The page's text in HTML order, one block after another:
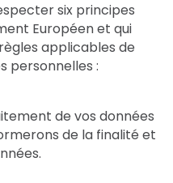
six principes
Européen et qui
applicables de
personnelles :
de vos données
de la finalité et